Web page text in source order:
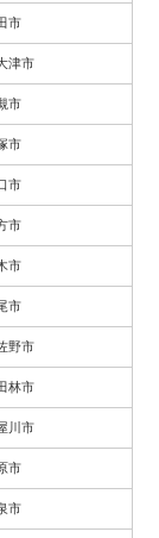
市
津市
市
市
市
市
市
市
野市
林市
川市
市
市